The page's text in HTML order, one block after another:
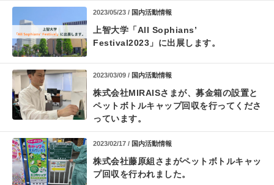
2023/05/23 / 国内活動情報
上智大学「All Sophians’
Festival2023」に出展します。
2023/03/09 / 国内活動情報
株式会社MIRAISさまが、募金箱の設置と
ペットボトルキャップ回収を行ってくださ
っています。
2023/02/17 / 国内活動情報
株式会社藤原組さまがペットボトルキャッ
プ回収を行われました。